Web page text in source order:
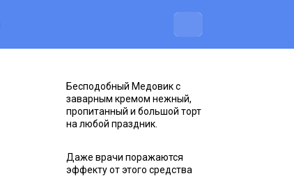
Бесподобный Медовик с
заварным кремом нежный,
пропитанный и большой торт
на любой праздник.
Даже врачи поражаются
эффекту от этого средства